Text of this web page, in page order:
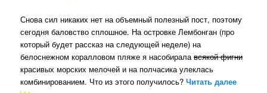
Снова сил никаких нет на объемный полезный пост, поэтому
сегодня баловство сплошное. На островке Лембонган (про
который будет рассказ на следующей неделе) на
белоснежном коралловом пляже я насобиралавсякой фигни
красивых морских мелочей и на полчасика улеклась
комбинированием. Что из этого получилось?Читать далее